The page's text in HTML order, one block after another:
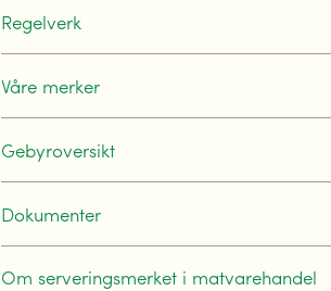
Regelverk
Våre merker
Gebyroversikt
Dokumenter
Om serveringsmerket i matvarehandel